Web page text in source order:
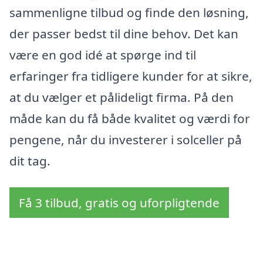
sammenligne tilbud og finde den løsning,
der passer bedst til dine behov. Det kan
være en god idé at spørge ind til
erfaringer fra tidligere kunder for at sikre,
at du vælger et pålideligt firma. På den
måde kan du få både kvalitet og værdi for
pengene, når du investerer i solceller på
dit tag.
Få 3 tilbud, gratis og uforpligtende